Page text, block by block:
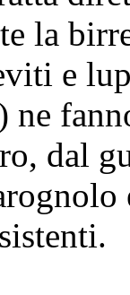
la
e
dal